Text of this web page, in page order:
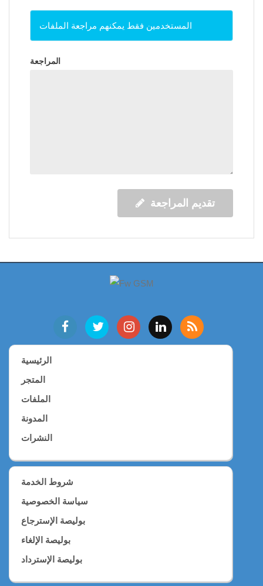
المستخدمين فقط يمكنهم مراجعة الملفات
المراجعة
تقديم المراجعة
الرئيسية
المتجر
الملفات
المدونة
النشرات
شروط الخدمة
سياسة الخصوصية
بوليصة الإسترجاع
بوليصة الإلغاء
بوليصة الإسترداد